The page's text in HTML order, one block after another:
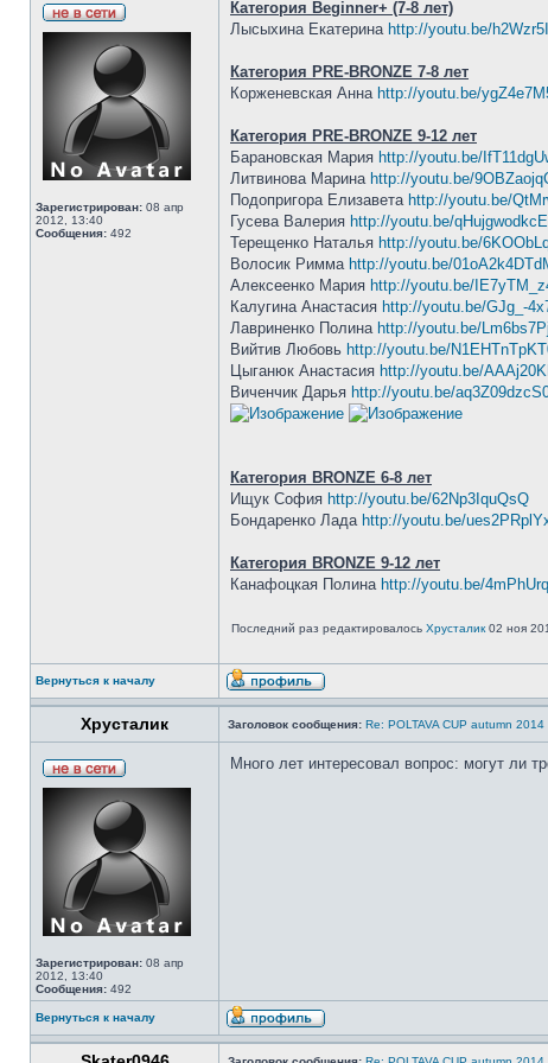
Зарегистрирован: 08 апр
2012, 13:40
Сообщения: 492
Категория Beginner+ (7-8 лет)
Лысыхина Екатерина http://youtu.be/
Категория PRE-BRONZE 7-8 лет
Корженевская Анна http://youtu.be/
Категория PRE-BRONZE 9-12 лет
Барановская Мария http://youtu.be/
Литвинова Марина http://youtu.be/
Подопригора Елизавета http://youtu.be/
Гусева Валерия http://youtu.be/qHujgwodkcE
Терещенко Наталья http://youtu.be/
Волосик Римма http://youtu.be/
Алексеенко Мария http://youtu.be/
Калугина Анастасия http://youtu.be/GJg_-
Лавриненко Полина http://youtu.be/
Вийтив Любовь http://youtu.be/
Цыганюк Анастасия http://youtu.be/
Виченчик Дарья http://youtu.be/
Категория BRONZE 6-8 лет
Ищук София http://youtu.be/62Np3IquQsQ
Бондаренко Лада http://youtu.be/
Категория BRONZE 9-12 лет
Канафоцкая Полина http://youtu.be/
Последний раз редактировалось Хрусталик 02 ноя
Вернуться к началу
Хрусталик Заголовок сообщения: Re: POLTAVA CUP autumn 2014
Зарегистрирован: 08 апр
2012, 13:40
Сообщения: 492
Много лет интересовал вопрос: могут ли
Вернуться к началу